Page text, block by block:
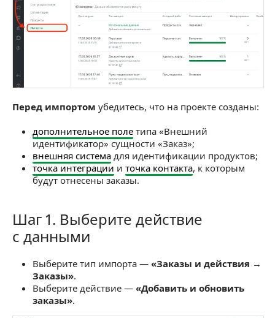
Перед импортом убедитесь, что на проекте созданы:
дополнительное поле типа «Внешний
идентификатор» сущности «Заказ»;
внешняя система для идентификации продуктов;
точка интеграции и точка контакта, к которым
будут отнесены заказы.
Шаг 1. Выберите действие с данными
Шаг 1. Выберите действие
с данными
Выберите тип импорта — «Заказы и действия →
Заказы».
Выберите действие — «Добавить и обновить
заказы».